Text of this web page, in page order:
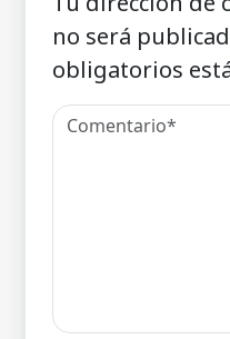
no será
obligatorios